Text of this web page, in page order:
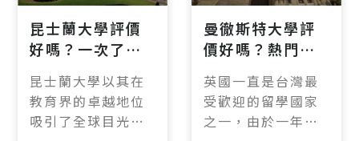
昆士蘭大學評價
好嗎？一次了解
昆士蘭大學排
名、熱門科系與
申請資格
昆士蘭大學以其在
教育界的卓越地位
吸引了全球目光，
曼徹斯特大學評
價好嗎？熱門科
系、排名、碩士
申請一篇統整
英國一直是台灣最
受歡迎的留學國家
之一，由於一年制